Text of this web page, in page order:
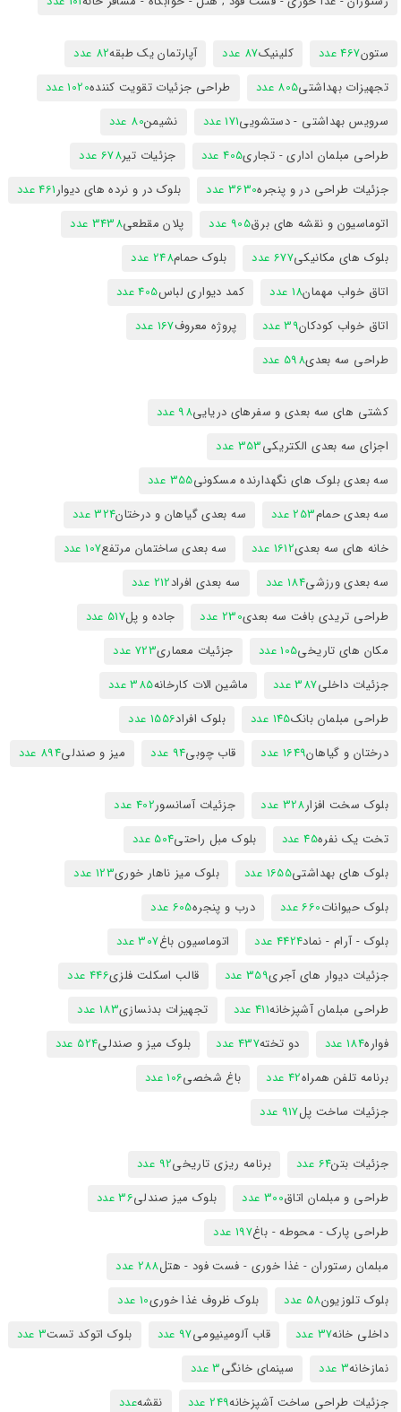
ستون467 عدد کلینیک87 عدد آپارتمان یک طبقه82 عدد
تجهیزات بهداشتی805 عدد طراحی جزئیات تقویت کننده1020 عدد
سرویس بهداشتی - دستشویی171 عدد نشیمن80 عدد
طراحی مبلمان اداری - تجاری405 عدد جزئیات تیر678 عدد
جزئیات طراحی در و پنجره3630 عدد بلوک در و نرده های دیوار461 عدد
اتوماسیون و نقشه های برق905 عدد پلان مقطعی3438 عدد
بلوک های مکانیکی677 عدد بلوک حمام248 عدد
اتاق خواب مهمان18 عدد کمد دیواری لباس405 عدد
اتاق خواب کودکان39 عدد پروژه معروف167 عدد
طراحی سه بعدی598 عدد
کشتی های سه بعدی و سفرهای دریایی98 عدد
اجزای سه بعدی الکتریکی353 عدد
سه بعدی بلوک های نگهدارنده مسکونی355 عدد
سه بعدی حمام253 عدد سه بعدی گیاهان و درختان324 عدد
خانه های سه بعدی1612 عدد سه بعدی ساختمان مرتفع107 عدد
سه بعدی ورزشی184 عدد سه بعدی افراد212 عدد
طراحی تریدی بافت سه بعدی230 عدد جاده و پل517 عدد
مکان های تاریخی105 عدد جزئیات معماری723 عدد
جزئیات داخلی387 عدد ماشین الات کارخانه385 عدد
طراحی مبلمان بانک145 عدد بلوک افراد1556 عدد
درختان و گیاهان1649 عدد قاب چوبی94 عدد میز و صندلی894 عدد
بلوک سخت افزار328 عدد جزئیات آسانسور402 عدد
تخت یک نفره45 عدد بلوک مبل راحتی504 عدد
بلوک های بهداشتی1655 عدد بلوک میز ناهار خوری123 عدد
بلوک حیوانات660 عدد درب و پنجره605 عدد
بلوک - آرام - نماد4424 عدد اتوماسیون باغ307 عدد
جزئیات دیوار های آجری359 عدد قالب اسکلت فلزی446 عدد
طراحی مبلمان آشپزخانه411 عدد تجهیزات بدنسازی183 عدد
فواره184 عدد دو تخته437 عدد بلوک میز و صندلی524 عدد
برنامه تلفن همراه42 عدد باغ شخصی106 عدد
جزئیات ساخت پل917 عدد
جزئیات بتن64 عدد برنامه ریزی تاریخی92 عدد
طراحی و مبلمان اتاق300 عدد بلوک میز صندلی36 عدد
طراحی پارک - محوطه - باغ197 عدد
مبلمان رستوران - غذا خوری - فست فود - هتل288 عدد
بلوک تلوزیون58 عدد بلوک ظروف غذا خوری10 عدد
داخلی خانه37 عدد قاب آلومینیومی97 عدد بلوک اتوکد تست3 عدد
نمازخانه3 عدد سینمای خانگی3 عدد
جزئیات طراحی ساخت آشپزخانه249 عدد نقشهعدد